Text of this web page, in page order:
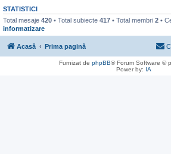
STATISTICI
Total mesaje 420 • Total subiecte 417 • Total membri 2 •
informatizare
Acasă Prima pagină
Furnizat de phpBB® Forum Software ©
Power by: IA